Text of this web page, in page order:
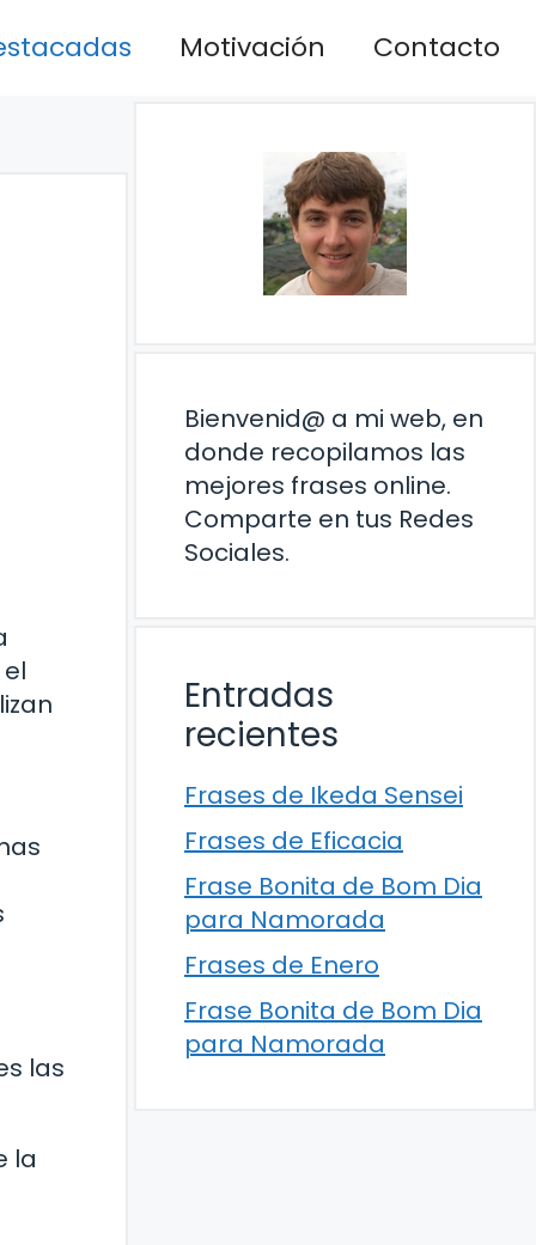
Motivación Contacto
las
la
Bienvenid@ a mi web, en
donde recopilamos las
mejores frases online.
Comparte en tus Redes
Sociales.
Entradas
recientes
Frases de Ikeda Sensei
Frases de Eficacia
Frase Bonita de Bom Dia
para Namorada
Frases de Enero
Frase Bonita de Bom Dia
para Namorada